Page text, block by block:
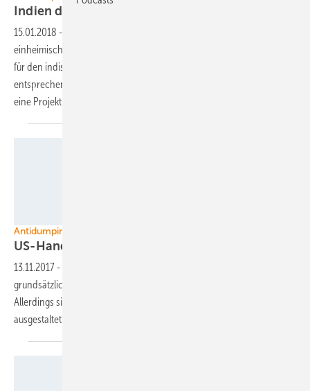
Indien droht mit neuen
15.01.2018 -
einheimischer Modulhersteller in allen Märkte geht weiter. Jetzt droht
für den indischen Markt ein Strafzoll auf importierte Module. Ein
entsprechender Vorschlag liegt schon auf dem Tisch. Das bedroht
eine Projektpipeline von 4,5
Antidumpingverfahren in Amerika
US-Handelskommission fordert
13.11.2017 -
grundsätzlich für Strafzölle für Module und Solarzellen aus China aus.
Allerdings sind sich die Kommissare uneinig darüber, wie die Zelltarife
ausgestaltet werden sollen. Das letzte Wort hat jetzt der